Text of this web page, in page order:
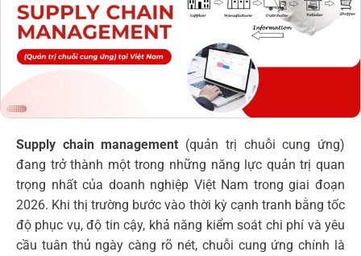
Supply chain management (quản trị chuỗi cung ứng)
đang trở thành một trong những năng lực quản trị quan
trọng nhất của doanh nghiệp Việt Nam trong giai đoạn
2026. Khi thị trường bước vào thời kỳ cạnh tranh bằng tốc
độ phục vụ, độ tin cậy, khả năng kiểm soát chi phí và yêu
cầu tuân thủ ngày càng rõ nét, chuỗi cung ứng chính là